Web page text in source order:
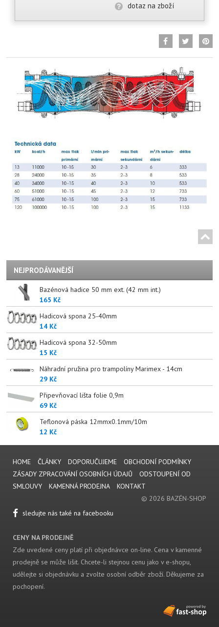
dotaz na zboží
NEJPRODÁVANĚJŠÍ
Bazénová hadice 50 mm ext. (42 mm int.)
165 Kč
Hadicová spona 25-40mm
14 Kč
Hadicová spona 32-50mm
15 Kč
Náhradní pružina pro trampolíny Marimex - 14cm
29 Kč
Připevňovací lišta folie 0,9m
69 Kč
Teflonová páska 12mmx0.1mm/10m
12 Kč
HOME ČLÁNKY DOPORUČUJEME
OBCHODNÍ PODMÍNKY
ZÁSADY ZPRACOVÁNÍ OSOBNÍCH ÚDAJŮ
ODSTOUPENÍ OD
SMLOUVY
KAMENNÁ PRODEJNA
KONTAKT
© 2026 BAZÉN-SHOP
sledujte nás také na facebooku
CENY NA PRODEJNĚ
Zde uvedené ceny platí při objednávce on-line. Cena v kamenné
prodejně se může lišit. Chcete-li stejnou cenu jako v e-shopu,
udělejte si objednávku a zvolte osobní odběr zboží. Děkujeme za
pochopení.